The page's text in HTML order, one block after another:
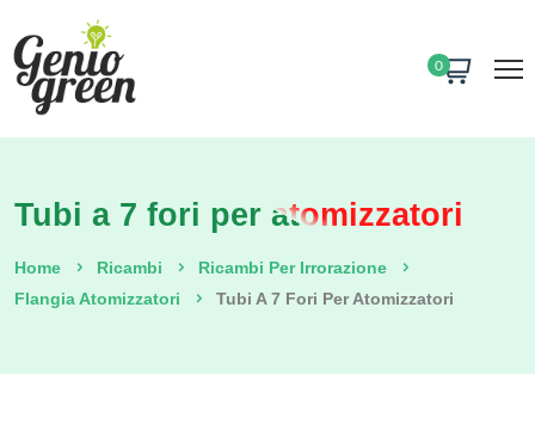
0
Tubi a 7 fori per atomizzatori
Home Ricambi
Ricambi Per Irrorazione
Flangia Atomizzatori
Tubi A 7 Fori Per Atomizzatori